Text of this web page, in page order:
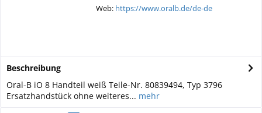
Web: https://www.oralb.de/de-de
Beschreibung
Oral-B iO 8 Handteil weiß Teile-Nr. 80839494, Typ 3796
Ersatzhandstück ohne weiteres... mehr